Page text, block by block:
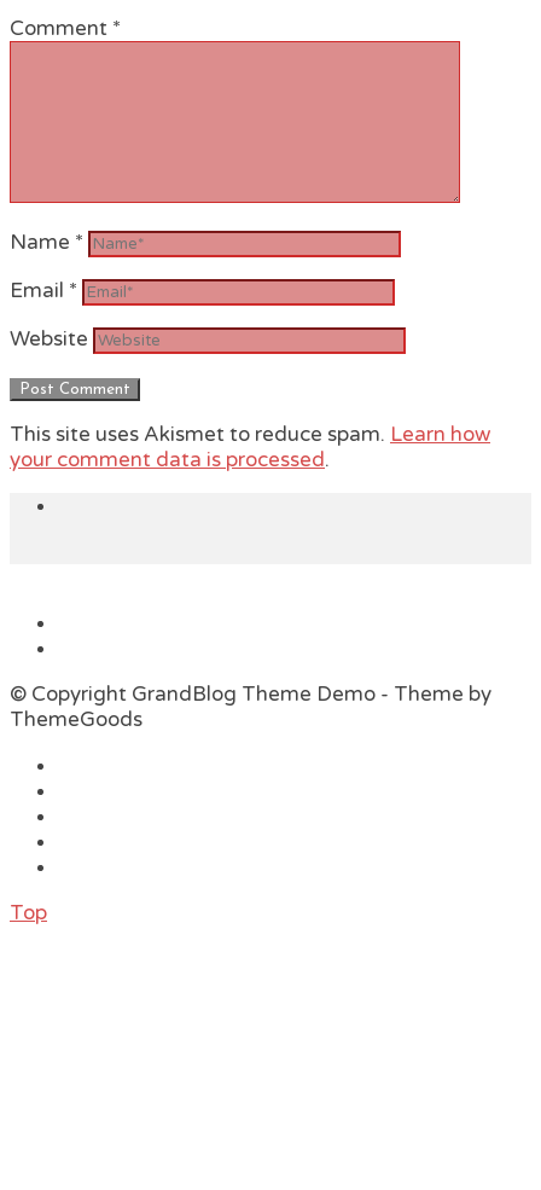
Comment *
Name *
Email *
Website
This site uses Akismet to reduce spam. Learn how
your comment data is processed.
© Copyright GrandBlog Theme Demo - Theme by
ThemeGoods
Top